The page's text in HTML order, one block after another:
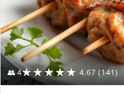
👥 4★★★★★ 4.67 (141)